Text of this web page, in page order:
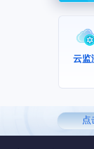
云监
点